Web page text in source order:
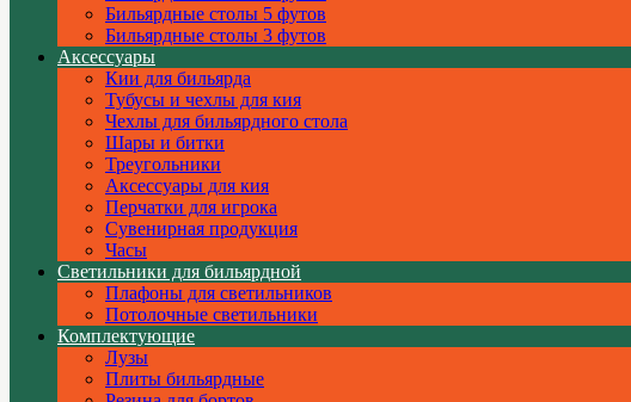
Бильярдные столы 5 футов
Бильярдные столы 3 футов
Аксессуары
Кии для бильярда
Тубусы и чехлы для кия
Чехлы для бильярдного стола
Шары и битки
Треугольники
Аксессуары для кия
Перчатки для игрока
Сувенирная продукция
Часы
Светильники для бильярдной
Плафоны для светильников
Потолочные светильники
Комплектующие
Лузы
Плиты бильярдные